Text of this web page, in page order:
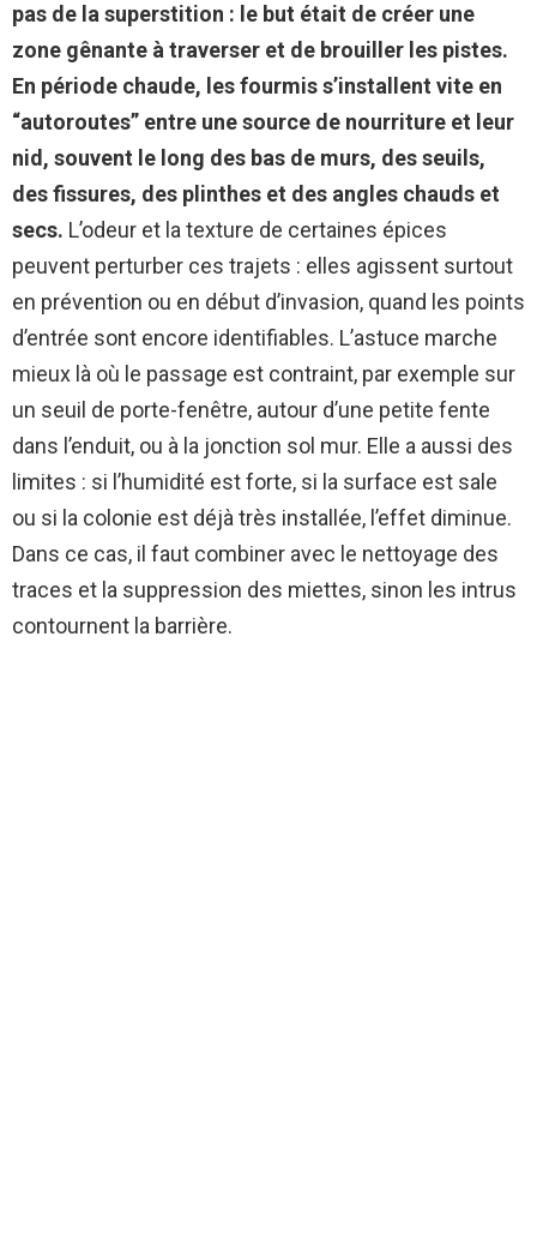
pas de la superstition : le but était de créer une
zone gênante à traverser et de brouiller les pistes.
En période chaude, les fourmis s’installent vite en
“autoroutes” entre une source de nourriture et leur
nid, souvent le long des bas de murs, des seuils,
des fissures, des plinthes et des angles chauds et
secs. L’odeur et la texture de certaines épices
peuvent perturber ces trajets : elles agissent surtout
en prévention ou en début d’invasion, quand les points
d’entrée sont encore identifiables. L’astuce marche
mieux là où le passage est contraint, par exemple sur
un seuil de porte-fenêtre, autour d’une petite fente
dans l’enduit, ou à la jonction sol mur. Elle a aussi des
limites : si l’humidité est forte, si la surface est sale
ou si la colonie est déjà très installée, l’effet diminue.
Dans ce cas, il faut combiner avec le nettoyage des
traces et la suppression des miettes, sinon les intrus
contournent la barrière.